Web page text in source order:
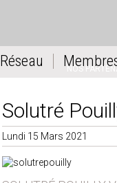
NOS
Réseau
Solutré
Lundi 15 Mars 2021